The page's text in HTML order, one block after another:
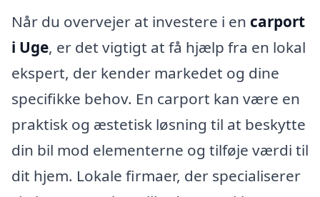
Når du overvejer at investere i en carport
i Uge, er det vigtigt at få hjælp fra en lokal
ekspert, der kender markedet og dine
specifikke behov. En carport kan være en
praktisk og æstetisk løsning til at beskytte
din bil mod elementerne og tilføje værdi til
dit hjem. Lokale firmaer, der specialiserer